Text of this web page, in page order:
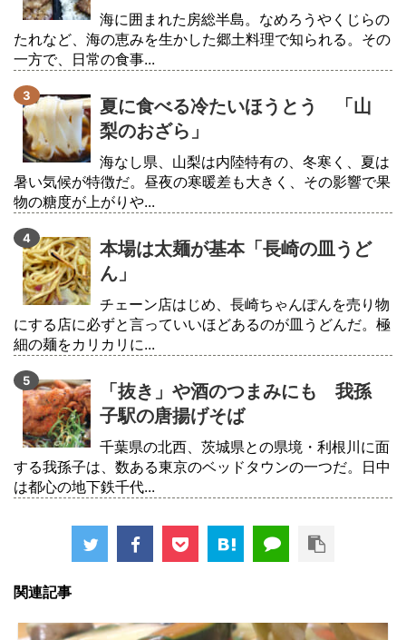
海に囲まれた房総半島。なめろうやくじらの
たれなど、海の恵みを生かした郷土料理で知られる。その
一方で、日常の食事...
夏に食べる冷たいほうとう 「山
梨のおざら」
海なし県、山梨は内陸特有の、冬寒く、夏は
暑い気候が特徴だ。昼夜の寒暖差も大きく、その影響で果
物の糖度が上がりや...
本場は太麺が基本「長崎の皿うど
ん」
チェーン店はじめ、長崎ちゃんぽんを売り物
にする店に必ずと言っていいほどあるのが皿うどんだ。極
細の麺をカリカリに...
「抜き」や酒のつまみにも 我孫
子駅の唐揚げそば
千葉県の北西、茨城県との県境・利根川に面
する我孫子は、数ある東京のベッドタウンの一つだ。日中
は都心の地下鉄千代...
関連記事